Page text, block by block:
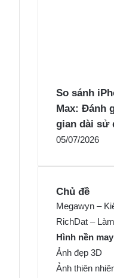
So sánh
Max: Đánh
gian dài sử
05/07/2026
Chủ đề
Megawyn –
RichDat –
Hình nền
Ảnh đẹp 3D
Ảnh thiên